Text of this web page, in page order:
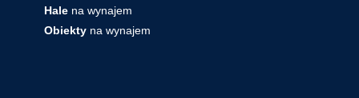
Hale na wynajem
Obiekty na wynajem